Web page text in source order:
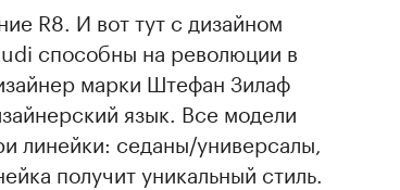
R8. И вот тут с дизайном
способны на революции в
марки Штефан Зилаф
язык. Все модели
линейки: седаны/универсалы,
получит уникальный стиль.